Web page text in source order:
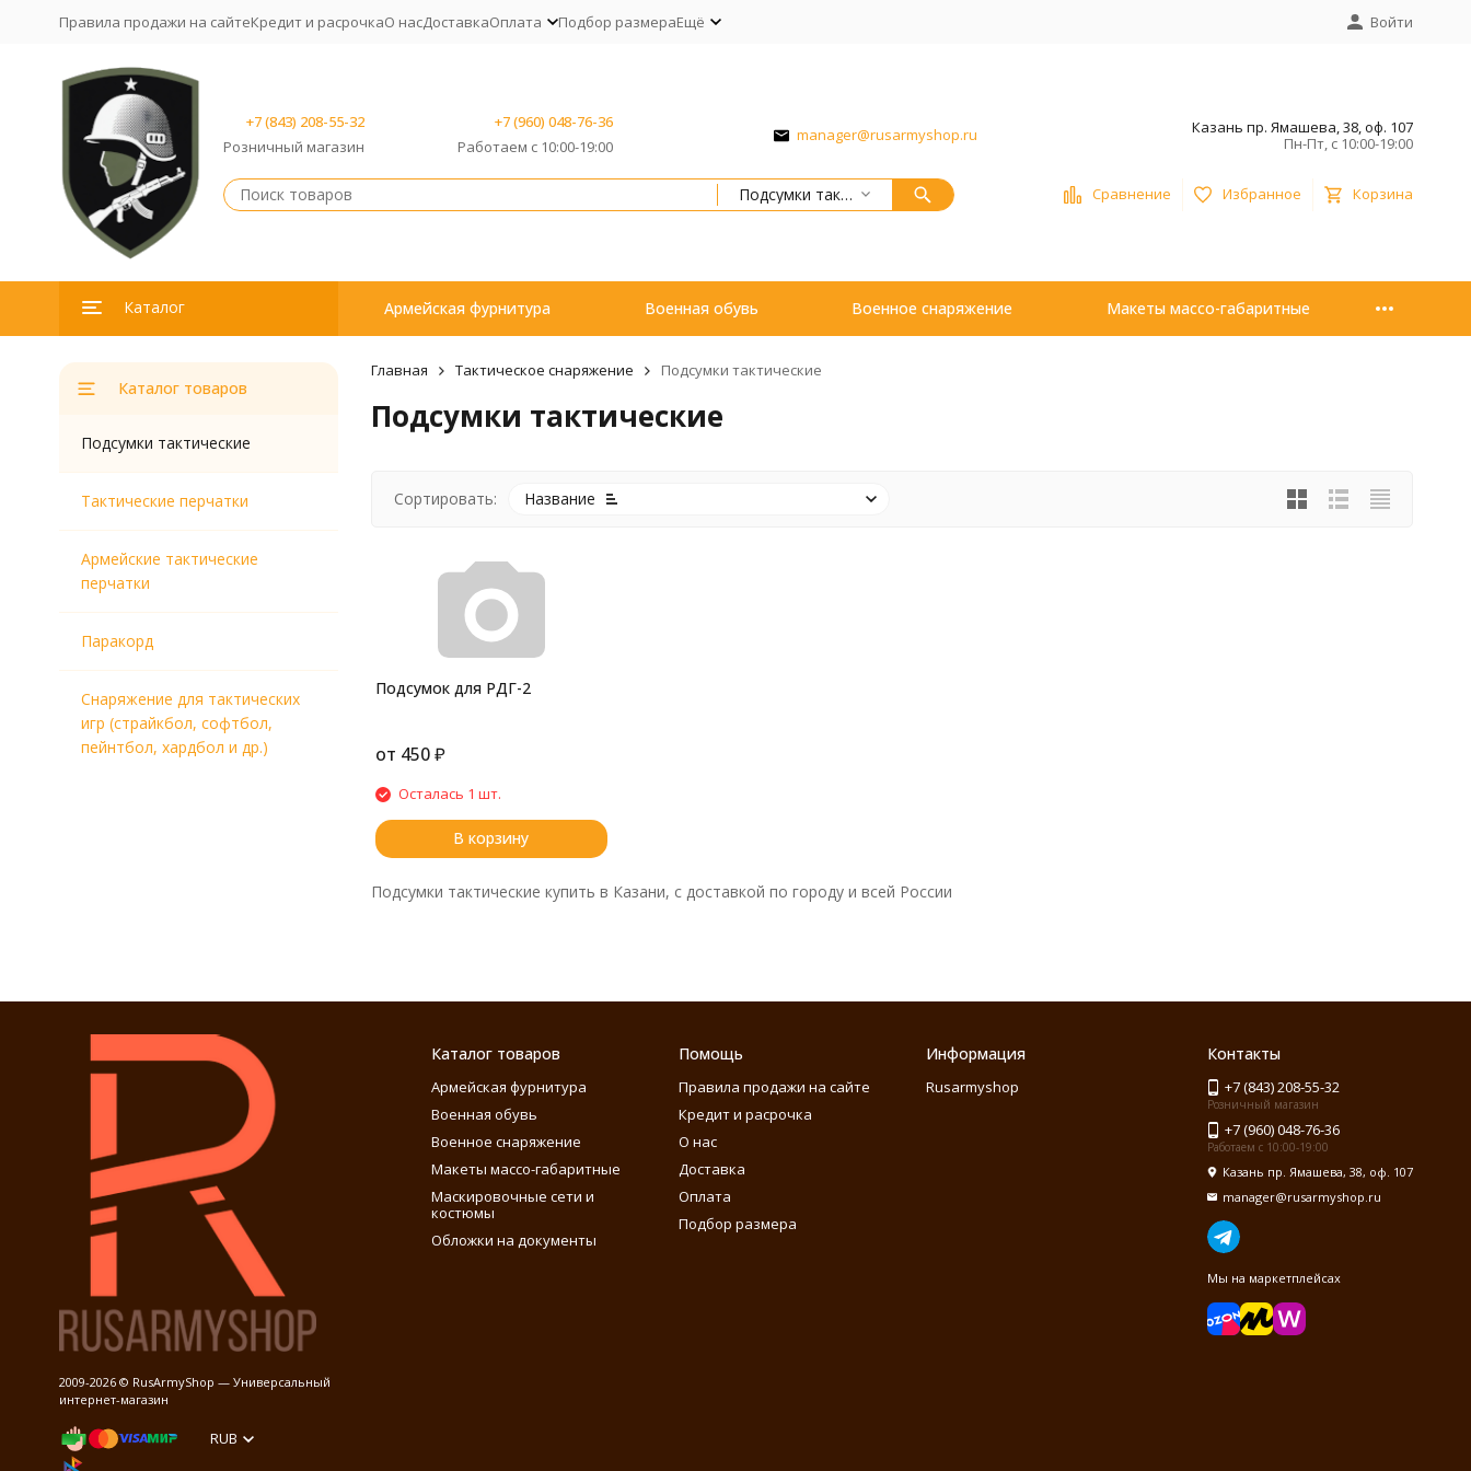
Правила продажи на сайтеКредит и расрочкаО насДоставкаОплата Подбор размераЕщё Войти
+7 (843) 208-55-32
Розничный магазин
+7 (960) 048-76-36
Работаем с 10:00-19:00
manager@rusarmyshop.ru
Казань пр. Ямашева, 38, оф. 107
Пн-Пт, с 10:00-19:00
Подсумки тактические Сравнение Избранное Корзина
Каталог Армейская фурнитура Военная обувь Военное снаряжение Макеты массо-габаритные
Главная Тактическое снаряжение Подсумки тактические
Подсумки тактические
Сортировать: Название
Подсумок для РДГ-2
от 450 ₽
Осталась 1 шт.
В корзину
Подсумки тактические купить в Казани, с доставкой по городу и всей России
Каталог товаров
Подсумки тактические
Тактические перчатки
Армейские тактические
перчатки
Паракорд
Снаряжение для тактических
игр (страйкбол, софтбол,
пейнтбол, хардбол и др.)
2009-2026 © RusArmyShop — Универсальный
интернет-магазин
RUB
Каталог товаров
Армейская фурнитура
Военная обувь
Военное снаряжение
Макеты массо-габаритные
Маскировочные сети и
костюмы
Обложки на документы
Помощь
Правила продажи на сайте
Кредит и расрочка
О нас
Доставка
Оплата
Подбор размера
Информация
Rusarmyshop
Контакты
+7 (843) 208-55-32
Розничный магазин
+7 (960) 048-76-36
Работаем с 10:00-19:00
Казань пр. Ямашева, 38, оф. 107
manager@rusarmyshop.ru
Мы на маркетплейсах